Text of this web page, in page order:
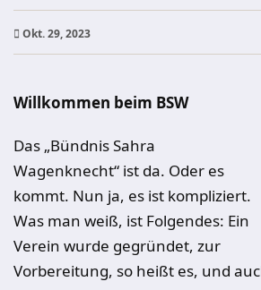
Okt. 29, 2023
Willkommen beim BSW
Das „Bündnis Sahra
Wagenknecht“ ist da. Oder es
kommt. Nun ja, es ist kompliziert.
Was man weiß, ist Folgendes: Ein
Verein wurde gegründet, zur
Vorbereitung, so heißt es, und